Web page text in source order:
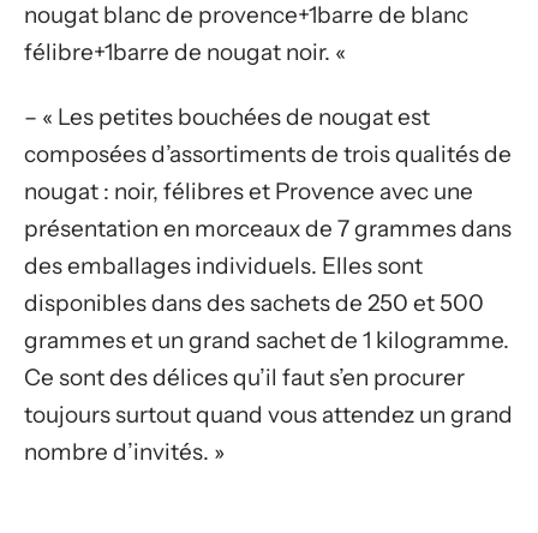
nougat blanc de provence+1barre de blanc
félibre+1barre de nougat noir. «
– « Les petites bouchées de nougat est
composées d’assortiments de trois qualités de
nougat : noir, félibres et Provence avec une
présentation en morceaux de 7 grammes dans
des emballages individuels. Elles sont
disponibles dans des sachets de 250 et 500
grammes et un grand sachet de 1 kilogramme.
Ce sont des délices qu’il faut s’en procurer
toujours surtout quand vous attendez un grand
nombre d’invités. »